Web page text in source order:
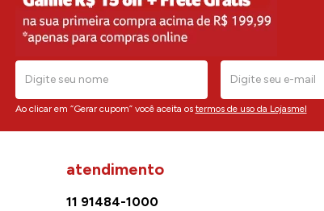
Ao clicar em “Gerar cupom” você aceita os termos de uso da Lojasmel
atendimento
11 91484-1000